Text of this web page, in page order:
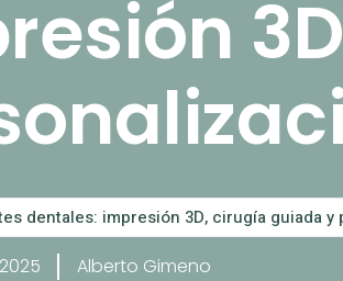
dentales: impresión 3D, cirugía guiada
Alberto Gimeno